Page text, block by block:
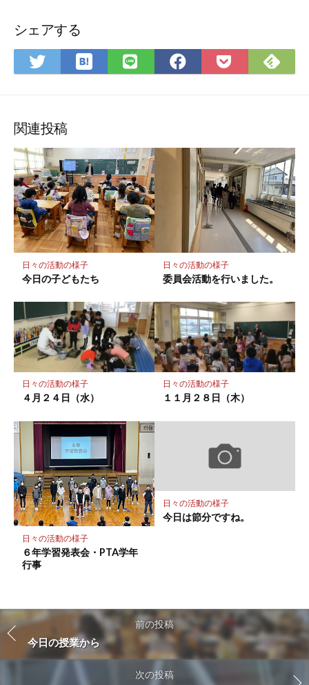
シェアする
Twitter
で
ア
は
て
ク
マ
ー
ク
に
保
存
LINE
で
Facebook
で
Pocket
に
で
関連投稿
日々の活動の様子
今日の子どもたち
日々の活動の様子
委員会活動を行いました。
日々の活動の様子
４月２４日（水）
日々の活動の様子
１１月２８日（木）
日々の活動の様子
６年学習発表会・PTA学年
行事
日々の活動の様子
今日は節分ですね。
前の投稿
今日の授業から
次の投稿